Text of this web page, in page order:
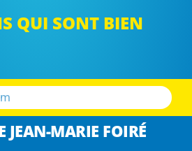
QUI SONT BIEN
JEAN-MARIE FOIRÉ